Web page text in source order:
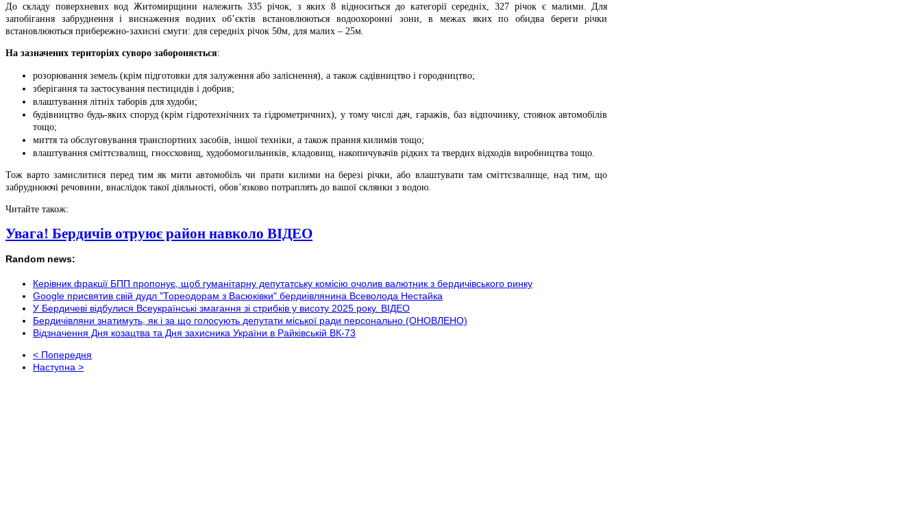
До складу поверхневих вод Житомирщини належить 335 річок, з яких 8 відноситься до категорії середніх, 327 річок є малими. Для
запобігання забруднення і виснаження водних об’єктів встановлюються водоохоронні зони, в межах яких по обидва береги річки
встановлюються прибережно-захисні смуги: для середніх річок 50м, для малих – 25м.
На зазначених територіях суворо забороняється:
розорювання земель (крім підготовки для залуження або заліснення), а також садівництво і городництво;
зберігання та застосування пестицидів і добрив;
влаштування літніх таборів для худоби;
будівництво будь-яких споруд (крім гідротехнічних та гідрометричних), у тому числі дач, гаражів, баз відпочинку, стоянок автомобілів
тощо;
миття та обслуговування транспортних засобів, іншої техніки, а також прання килимів тощо;
влаштування сміттєзвалищ, гноєсховищ, худобомогильників, кладовищ, накопичувачів рідких та твердих відходів виробництва тощо.
Тож варто замислитися перед тим як мити автомобіль чи прати килими на березі річки, або влаштувати там сміттєзвалище, над тим, що
забруднюючі речовини, внаслідок такої діяльності, обов’язково потраплять до вашої склянки з водою.
Читайте також:
Увага! Бердичів отруює район навколо ВІДЕО
Random news:
Керівник фракції БПП пропонує, щоб гуманітарну депутатську комісію очолив валютник з бердичівського ринку
Google присвятив свій дудл "Тореодорам з Васюківки" бердиівлянина Всеволода Нестайка
У Бердичеві відбулися Всеукраїнські змагання зі стрибків у висоту 2025 року. ВІДЕО
Бердичівляни знатимуть, як і за що голосують депутати міської ради персонально (ОНОВЛЕНО)
Відзначення Дня козацтва та Дня захисника України в Райківській ВК-73
< Попередня
Наступна >